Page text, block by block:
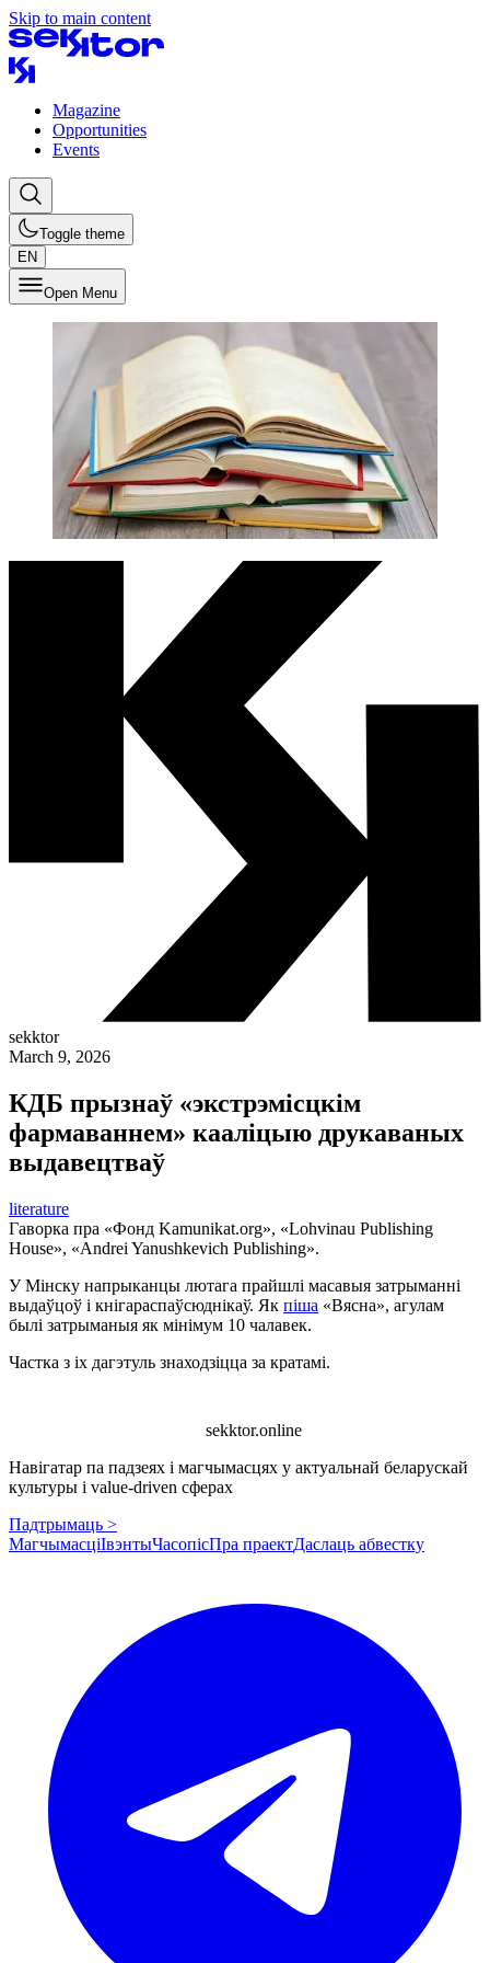
Skip to main content
Magazine
Opportunities
Events
Toggle theme
EN
Open Menu
sekktor
March 9, 2026
КДБ прызнаў «экстрэмісцкім
фармаваннем» кааліцыю друкаваных
выдавецтваў
literature
Гаворка пра «Фонд Kamunikat.org», «Lohvinau Publishing
House», «Andrei Yanushkevich Publishing».
У Мінску напрыканцы лютага прайшлі масавыя затрыманні
выдаўцоў і кнігараспаўсюднікаў. Як піша «Вясна», агулам
былі затрыманыя як мінімум 10 чалавек.
Частка з іх дагэтуль знаходзіцца за кратамі.
sekktor.online
Навігатар па падзеях і магчымасцях у актуальнай беларускай
культуры і value-driven сферах
Падтрымаць >
МагчымасціІвэнтыЧасопісПра праектДаслаць абвестку